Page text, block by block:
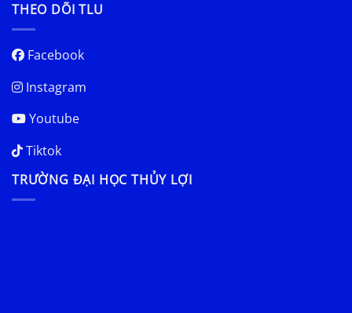
THEO DÕI TLU
Facebook
Instagram
Youtube
Tiktok
TRƯỜNG ĐẠI HỌC THỦY LỢI